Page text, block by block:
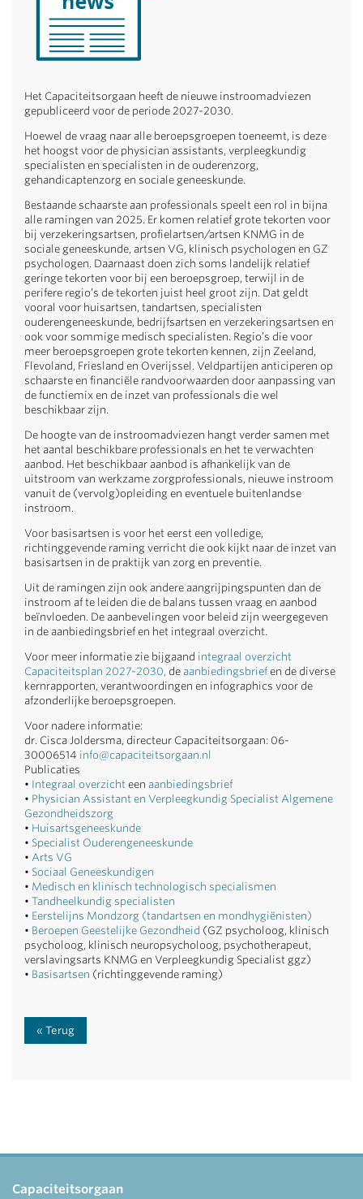
Het Capaciteitsorgaan heeft de nieuwe instroomadviezen
gepubliceerd voor de periode 2027-2030.
Hoewel de vraag naar alle beroepsgroepen toeneemt, is deze
het hoogst voor de physician assistants, verpleegkundig
specialisten en specialisten in de ouderenzorg,
gehandicaptenzorg en sociale geneeskunde.
Bestaande schaarste aan professionals speelt een rol in bijna
alle ramingen van 2025. Er komen relatief grote tekorten voor
bij verzekeringsartsen, profielartsen/artsen KNMG in de
sociale geneeskunde, artsen VG, klinisch psychologen en GZ
psychologen. Daarnaast doen zich soms landelijk relatief
geringe tekorten voor bij een beroepsgroep, terwijl in de
perifere regio’s de tekorten juist heel groot zijn. Dat geldt
vooral voor huisartsen, tandartsen, specialisten
ouderengeneeskunde, bedrijfsartsen en verzekeringsartsen en
ook voor sommige medisch specialisten. Regio’s die voor
meer beroepsgroepen grote tekorten kennen, zijn Zeeland,
Flevoland, Friesland en Overijssel. Veldpartijen anticiperen op
schaarste en financiële randvoorwaarden door aanpassing van
de functiemix en de inzet van professionals die wel
beschikbaar zijn.
De hoogte van de instroomadviezen hangt verder samen met
het aantal beschikbare professionals en het te verwachten
aanbod. Het beschikbaar aanbod is afhankelijk van de
uitstroom van werkzame zorgprofessionals, nieuwe instroom
vanuit de (vervolg)opleiding en eventuele buitenlandse
instroom.
Voor basisartsen is voor het eerst een volledige,
richtinggevende raming verricht die ook kijkt naar de inzet van
basisartsen in de praktijk van zorg en preventie.
Uit de ramingen zijn ook andere aangrijpingspunten dan de
instroom af te leiden die de balans tussen vraag en aanbod
beïnvloeden. De aanbevelingen voor beleid zijn weergegeven
in de aanbiedingsbrief en het integraal overzicht.
Voor meer informatie zie bijgaand integraal overzicht
Capaciteitsplan 2027-2030, de aanbiedingsbrief en de diverse
kernrapporten, verantwoordingen en infographics voor de
afzonderlijke beroepsgroepen.
Voor nadere informatie:
dr. Cisca Joldersma, directeur Capaciteitsorgaan: 06-
30006514 info@capaciteitsorgaan.nl
Publicaties
• Integraal overzicht een aanbiedingsbrief
• Physician Assistant en Verpleegkundig Specialist Algemene
Gezondheidszorg
• Huisartsgeneeskunde
• Specialist Ouderengeneeskunde
• Arts VG
• Sociaal Geneeskundigen
• Medisch en klinisch technologisch specialismen
• Tandheelkundig specialisten
• Eerstelijns Mondzorg (tandartsen en mondhygiënisten)
• Beroepen Geestelijke Gezondheid (GZ psycholoog, klinisch
psycholoog, klinisch neuropsycholoog, psychotherapeut,
verslavingsarts KNMG en Verpleegkundig Specialist ggz)
• Basisartsen (richtinggevende raming)
Terug
Capaciteitsorgaan